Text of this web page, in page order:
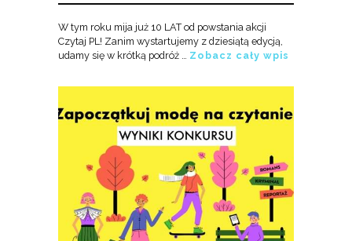
W tym roku mija już 10 LAT od powstania akcji
Czytaj PL! Zanim wystartujemy z dziesiątą edycją,
udamy się w krótką podróż … Zobacz cały wpis